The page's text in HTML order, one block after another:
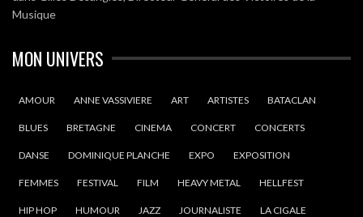
Musique
MON UNIVERS
AMOUR ANNE VASSIVIERE ART ARTISTES BATACLAN
BLUES BRETAGNE CINEMA CONCERT CONCERTS
DANSE DOMINIQUE PLANCHE EXPO EXPOSITION
FEMMES FESTIVAL FILM HEAVY METAL HELLFEST
HIP HOP HUMOUR JAZZ JOURNALISTE LA CIGALE